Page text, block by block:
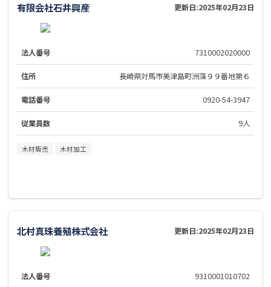
有限会社石井興産 更新日:2025年02月23日
法人番号 7310002020000
住所 長崎県対馬市美津島町洲藻９９番地第６
電話番号 0920-54-3947
従業員数 9人
木材販売 木材加工
北村真珠養殖株式会社 更新日:2025年02月23日
法人番号 9310001010702